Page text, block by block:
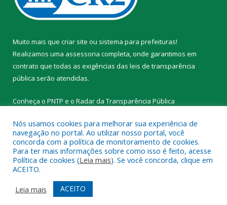
Muito mais que criar site ou sistema para prefeituras!
Realizamos uma assessoria completa, onde garantimos em
contrato que todas as exigências das leis de transparência
pública serão atendidas.
Conheça o PNTP e o Radar da Transparência Pública
Todos os direitos reservados a Prefeitura Municipal de Novo
Progresso.
Mapa do Site
Acessar Área Administrativa
Acessar Webmail
Nós usamos cookies para melhorar sua experiência de
navegação no portal. Ao utilizar nosso portal, você
concorda com a política de monitoramento de cookies.
Para ter mais informações sobre como isso é feito, acesse
Política de cookies (Leia mais). Se você concorda, clique em
ACEITO.
Leia mais
ACEITO